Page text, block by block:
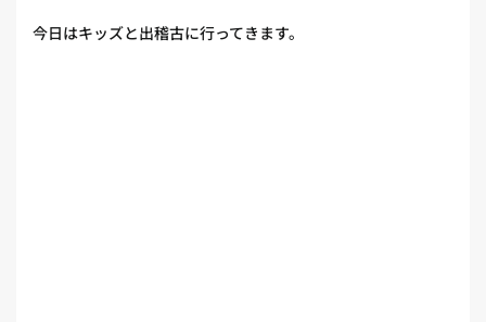
今日はキッズと出稽古に行ってきます。